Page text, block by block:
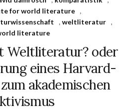
for world literature
,
, weltliteratur ,
literature
Weltliteratur? oder
eines Harvard-
akademischen